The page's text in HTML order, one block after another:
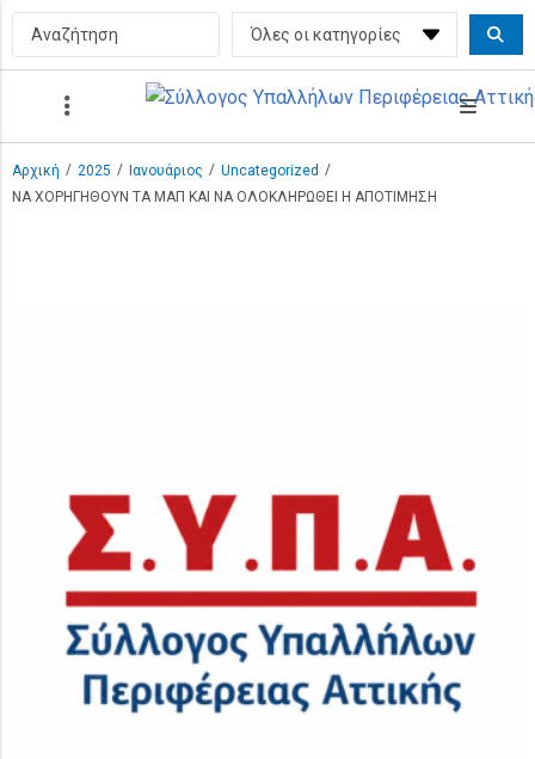
Αρχική / 2025 / Ιανουάριος / Uncategorized /
ΝΑ ΧΟΡΗΓΗΘΟΥΝ ΤΑ ΜΑΠ ΚΑΙ ΝΑ ΟΛΟΚΛΗΡΩΘΕΙ Η ΑΠΟΤΙΜΗΣΗ